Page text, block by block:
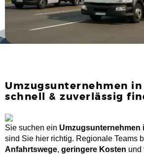
Umzugsunternehmen in
schnell & zuverlässig
Sie suchen ein Umzugsunternehmen
sind Sie hier richtig. Regionale Teams
Anfahrtswege, geringere Kosten und